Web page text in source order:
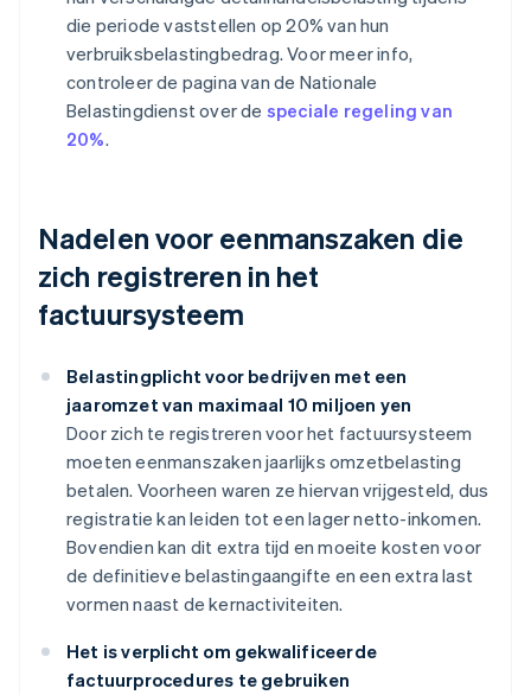
die periode vaststellen op 20% van hun
verbruiksbelastingbedrag. Voor meer info,
controleer de pagina van de Nationale
Belastingdienst over de speciale regeling van
20%.
Nadelen voor eenmanszaken die
zich registreren in het
factuursysteem
Belastingplicht voor bedrijven met een
jaaromzet van maximaal 10 miljoen yen
Door zich te registreren voor het factuursysteem
moeten eenmanszaken jaarlijks omzetbelasting
betalen. Voorheen waren ze hiervan vrijgesteld, dus
registratie kan leiden tot een lager netto-inkomen.
Bovendien kan dit extra tijd en moeite kosten voor
de definitieve belastingaangifte en een extra last
vormen naast de kernactiviteiten.
Het is verplicht om gekwalificeerde
factuurprocedures te gebruiken